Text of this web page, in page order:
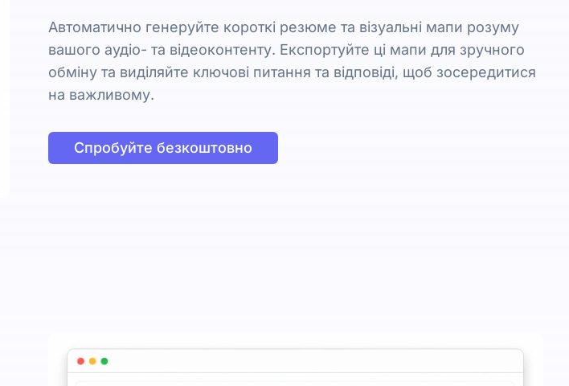
Автоматично генеруйте короткі резюме та візуальні мапи розуму
вашого аудіо- та відеоконтенту. Експортуйте ці мапи для зручного
обміну та виділяйте ключові питання та відповіді, щоб зосередитися
на важливому.
Спробуйте безкоштовно